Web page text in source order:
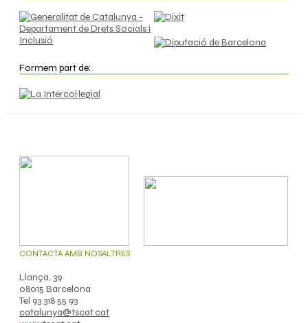
Formem part de:
CONTACTA AMB NOSALTRES
Llança, 39
08015 Barcelona
Tel 93 318 55 93
catalunya@tscat.cat